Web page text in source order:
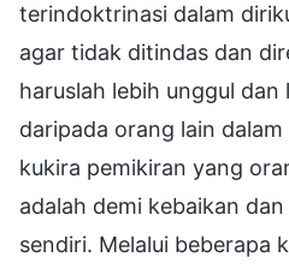
terindoktrinasi dalam
agar tidak ditindas dan
haruslah lebih unggul dan
daripada orang lain
kukira pemikiran yang
adalah demi kebaikan
sendiri. Melalui beberapa